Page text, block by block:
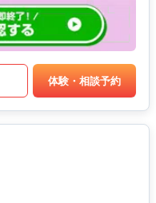
体験・相談予約